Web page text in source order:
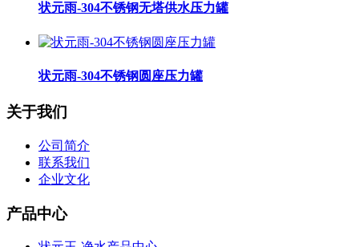
状元雨-304不锈钢无塔供水压力罐
状元雨-304不锈钢圆座压力罐
关于我们
公司简介
联系我们
企业文化
产品中心